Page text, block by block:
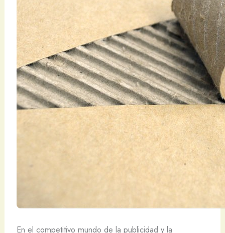
En el competitivo mundo de la publicidad y la